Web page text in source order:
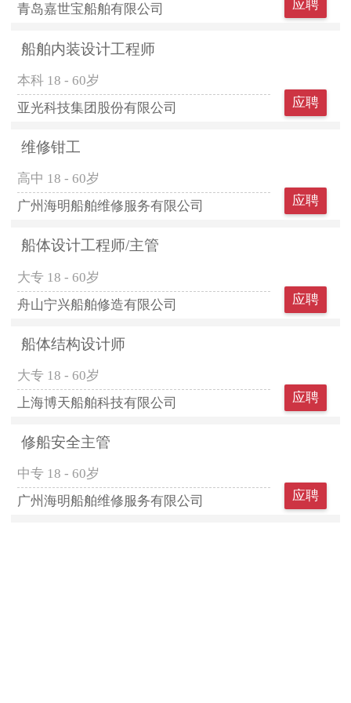
青岛嘉世宝船舶有限公司 应聘
船舶内装设计工程师
本科 18 - 60岁
亚光科技集团股份有限公司
应聘
维修钳工
高中 18 - 60岁
广州海明船舶维修服务有限公司
应聘
船体设计工程师/主管
大专 18 - 60岁
舟山宁兴船舶修造有限公司
应聘
船体结构设计师
大专 18 - 60岁
上海博天船舶科技有限公司
应聘
修船安全主管
中专 18 - 60岁
广州海明船舶维修服务有限公司
应聘